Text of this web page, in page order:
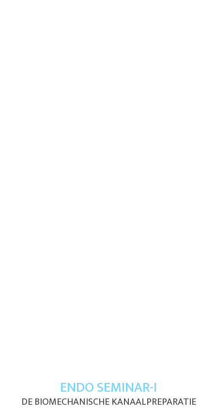
ENDO SEMINAR-I
DE BIOMECHANISCHE KANAALPREPARATIE